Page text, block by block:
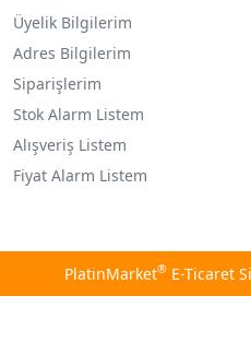
Üyelik Bilgilerim
Adres Bilgilerim
Siparişlerim
Stok Alarm Listem
Alışveriş Listem
Fiyat Alarm Listem
PlatinMarket®E-Ticaret